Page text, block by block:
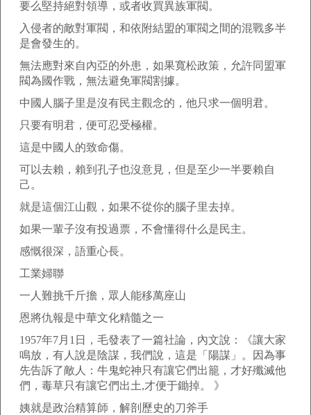
要么堅持絕對領導，或者收買異族軍閥。
入侵者的敵對軍閥，和依附結盟的軍閥之間的混戰多半
是會發生的。
無法應對來自內亞的外患，如果寬松政策，允許同盟軍
閥為國作戰，無法避免軍閥割據。
中國人腦子里是沒有民主觀念的，他只求一個明君。
只要有明君，便可忍受極權。
這是中國人的致命傷。
可以去賴，賴到孔子也沒意見，但是至少一半要賴自
己。
就是這個江山觀，如果不從你的腦子里去掉。
如果一輩子沒有投過票，不會懂得什么是民主。
感慨很深，語重心長。
工業婦聯
一人難挑千斤擔，眾人能移萬座山
恩將仇報是中華文化精髓之一
1957年7月1日，毛發表了一篇社論，內文說：《讓大家
鳴放，有人說是陰謀，我們說，這是「陽謀」。因為事
先告訴了敵人：牛鬼蛇神只有讓它們出籠，才好殲滅他
們，毒草只有讓它們出土,才便于鋤掉。 》
姨就是政治精算師，解剖歷史的刀斧手